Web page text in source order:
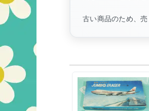
古い商品のため、